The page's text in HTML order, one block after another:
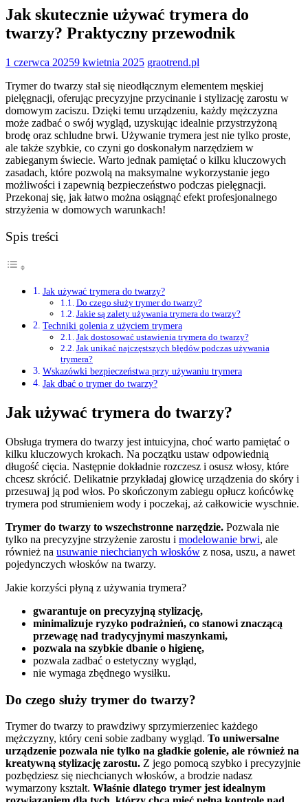
Jak skutecznie używać trymera do
twarzy? Praktyczny przewodnik
1 czerwca 20259 kwietnia 2025 graotrend.pl
Trymer do twarzy stał się nieodłącznym elementem męskiej
pielęgnacji, oferując precyzyjne przycinanie i stylizację zarostu w
domowym zaciszu. Dzięki temu urządzeniu, każdy mężczyzna
może zadbać o swój wygląd, uzyskując idealnie przystrzyżoną
brodę oraz schludne brwi. Używanie trymera jest nie tylko proste,
ale także szybkie, co czyni go doskonałym narzędziem w
zabieganym świecie. Warto jednak pamiętać o kilku kluczowych
zasadach, które pozwolą na maksymalne wykorzystanie jego
możliwości i zapewnią bezpieczeństwo podczas pielęgnacji.
Przekonaj się, jak łatwo można osiągnąć efekt profesjonalnego
strzyżenia w domowych warunkach!
Spis treści
Jak używać trymera do twarzy?
Do czego służy trymer do twarzy?
Jakie są zalety używania trymera do twarzy?
Techniki golenia z użyciem trymera
Jak dostosować ustawienia trymera do twarzy?
Jak unikać najczęstszych błędów podczas używania
trymera?
Wskazówki bezpieczeństwa przy używaniu trymera
Jak dbać o trymer do twarzy?
Jak używać trymera do twarzy?
Obsługa trymera do twarzy jest intuicyjna, choć warto pamiętać o
kilku kluczowych krokach. Na początku ustaw odpowiednią
długość cięcia. Następnie dokładnie rozczesz i osusz włosy, które
chcesz skrócić. Delikatnie przykładaj głowicę urządzenia do skóry i
przesuwaj ją pod włos. Po skończonym zabiegu opłucz końcówkę
trymera pod strumieniem wody i poczekaj, aż całkowicie wyschnie.
Trymer do twarzy to wszechstronne narzędzie. Pozwala nie
tylko na precyzyjne strzyżenie zarostu i modelowanie brwi, ale
również na usuwanie niechcianych włosków z nosa, uszu, a nawet
pojedynczych włosków na twarzy.
Jakie korzyści płyną z używania trymera?
gwarantuje on precyzyjną stylizację,
minimalizuje ryzyko podrażnień, co stanowi znaczącą
przewagę nad tradycyjnymi maszynkami,
pozwala na szybkie dbanie o higienę,
pozwala zadbać o estetyczny wygląd,
nie wymaga zbędnego wysiłku.
Do czego służy trymer do twarzy?
Trymer do twarzy to prawdziwy sprzymierzeniec każdego
mężczyzny, który ceni sobie zadbany wygląd. To uniwersalne
urządzenie pozwala nie tylko na gładkie golenie, ale również na
kreatywną stylizację zarostu. Z jego pomocą szybko i precyzyjnie
pozbędziesz się niechcianych włosków, a brodzie nadasz
wymarzony kształt. Właśnie dlatego trymer jest idealnym